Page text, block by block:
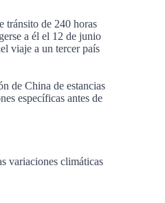
tránsito de 240 horas
a él el 12 de junio
viaje a un tercer país
de China de estancias
específicas antes de
variaciones climáticas